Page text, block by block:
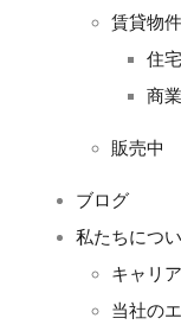
賃貸物件
住
商
販売中
ブログ
私たちにつ
キャリア
当社の